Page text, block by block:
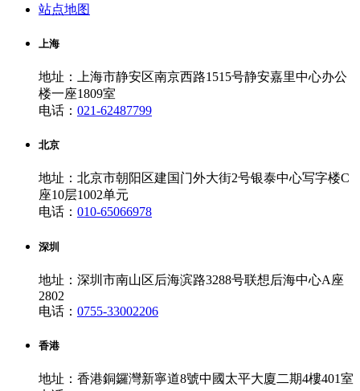
站点地图
上海
地址：上海市静安区南京西路1515号静安嘉里中心办公
楼一座1809室
电话： 021-62487799
北京
地址：北京市朝阳区建国门外大街2号银泰中心写字楼C
座10层1002单元
电话： 010-65066978
深圳
地址：深圳市南山区后海滨路3288号联想后海中心A座
2802
电话： 0755-33002206
香港
地址：香港銅鑼灣新寧道8號中國太平大廈二期4樓401室